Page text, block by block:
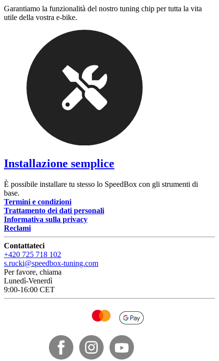
Garantiamo la funzionalità del nostro tuning chip per tutta la vita
utile della vostra e-bike.
Installazione semplice
È possibile installare tu stesso lo SpeedBox con gli strumenti di
base.
Termini e condizioni
Trattamento dei dati personali
Informativa sulla privacy
Reclami
Contattateci
+420 725 718 102
s.rucki@speedbox-tuning.com
Per favore, chiama
Lunedì-Venerdì
9:00-16:00 CET